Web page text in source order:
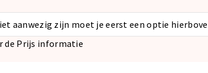
aanwezig zijn moet je eerst een optie
de Prijs informatie